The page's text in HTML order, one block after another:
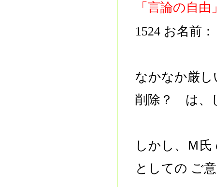
「言論の自
1524 お名前
なかなか厳
削除？ は、
しかし、Ｍ
としての ご